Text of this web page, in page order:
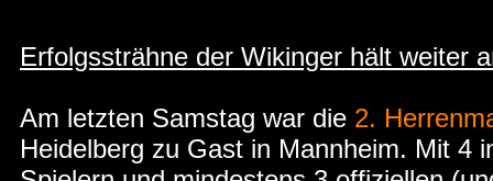
Erfolgssträhne der Wikinger hält weiter
Am letzten Samstag war die 2.
Heidelberg zu Gast in Mannheim. Mit 4